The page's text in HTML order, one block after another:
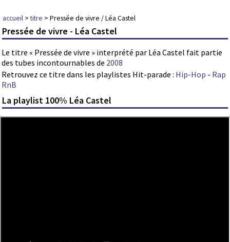
accueil >titre > Pressée de vivre / Léa Castel
Pressée de vivre - Léa Castel
Le titre « Pressée de vivre » interprété par Léa Castel fait partie
des tubes incontournables de 2008
Retrouvez ce titre dans les playlistes Hit-parade : Hip-Hop - Rap
RnB
La playlist 100% Léa Castel